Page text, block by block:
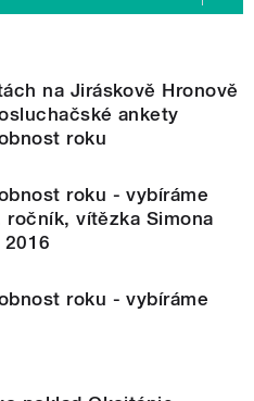
na Jiráskově Hronově
ankety
roku
roku - vybíráme
ročník, vítězka Simona
roku - vybíráme